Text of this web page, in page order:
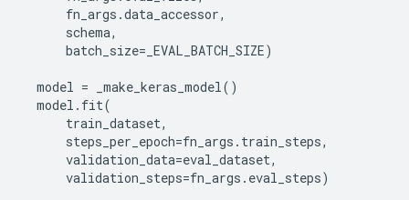
fn_args .data_accessor,
schema,
batch_size= _EVAL_BATCH_SIZE)
model = _make_keras_model()
model . fit(
train_dataset,
steps_per_epoch=fn_args . train_steps,
validation_data=eval_dataset,
validation_steps=fn_args . eval_steps)